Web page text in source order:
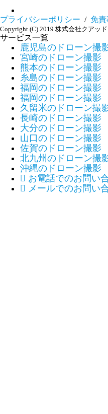
プライバシーポリシー / 免
Copyright (C) 2019 株式会社クアッド
サービス一覧
鹿児島のドローン撮
宮崎のドローン撮影
熊本のドローン撮影
糸島のドローン撮影
福岡のドローン撮影
福岡のドローン撮影
久留米のドローン撮
長崎のドローン撮影
大分のドローン撮影
山口のドローン撮影
佐賀のドローン撮影
北九州のドローン撮
沖縄のドローン撮影
 お電話でのお問い
 メールでのお問い